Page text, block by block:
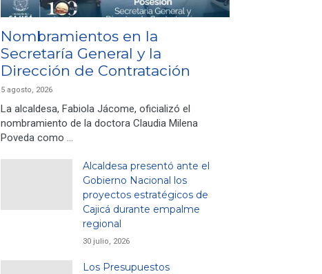
Nombramientos en la
Secretaría General y la
Dirección de Contratación
5 agosto, 2026
La alcaldesa, Fabiola Jácome, oficializó el
nombramiento de la doctora Claudia Milena
Poveda como …
Alcaldesa presentó ante el
Gobierno Nacional los
proyectos estratégicos de
Cajicá durante empalme
regional
30 julio, 2026
Los Presupuestos